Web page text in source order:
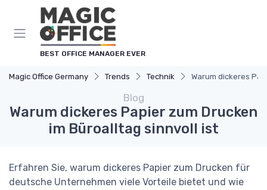
BEST OFFICE MANAGER EVER
Magic Office Germany Trends Technik Warum dickeres
Blog
Warum dickeres Papier zum Drucken
im Büroalltag sinnvoll ist
Erfahren Sie, warum dickeres Papier zum Drucken für
deutsche Unternehmen viele Vorteile bietet und wie
Cookie-Einstellungen